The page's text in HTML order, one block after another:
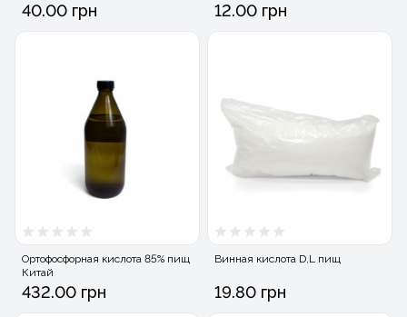
40.00 грн 12.00 грн
Ортофосфорная кислота 85% пищ
Китай
432.00 грн
Винная кислота D,L пищ
19.80 грн